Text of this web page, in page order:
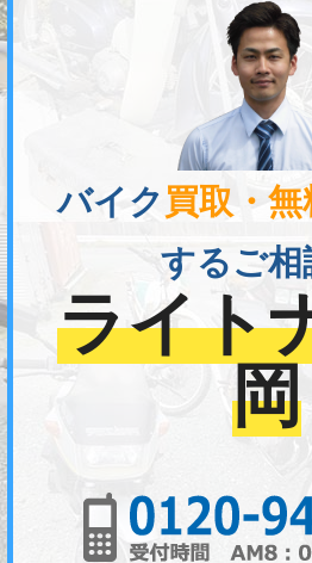
バイク 買取・
するご相
ライト
岡